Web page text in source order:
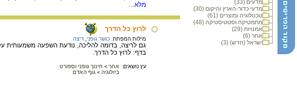
מדעים (33)
מדעי כדור-הארץ והיקום (30)
טכנולוגיה ומוצרים (61)
מתמטיקה וסטטיסטיקה (48)
אמנויות (29)
אחר (6)
ישראל (חדש) (3)
מלא...
לרוץ כל הדרך
מילות המפתח: כושר גופני ריצה
גם לריצה, בדומה להליכה, נודעת השפעה משמעותית
בדף: לרוץ כל הדרך.
עץ נושאים: אחר > חינוך גופני וספורט
ביולוגיה > גוף האדם